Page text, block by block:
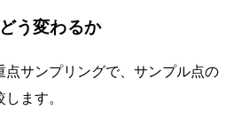
う変わるか
サンプリングで、サンプル点の
ます。